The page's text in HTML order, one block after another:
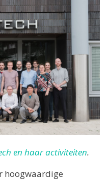
en haar activiteiten.
hoogwaardige